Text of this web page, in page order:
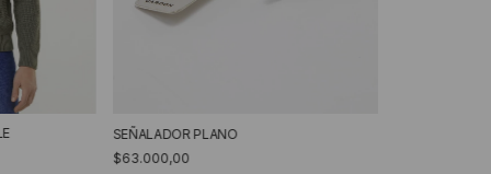
SEÑALADOR PLANO
$63.000,00